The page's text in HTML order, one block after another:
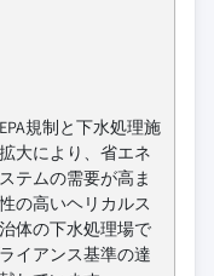
規制と下水処理施
大により、省エネ
テムの需要が高ま
の高いヘリカルス
体の下水処理場で
イアンス基準の達